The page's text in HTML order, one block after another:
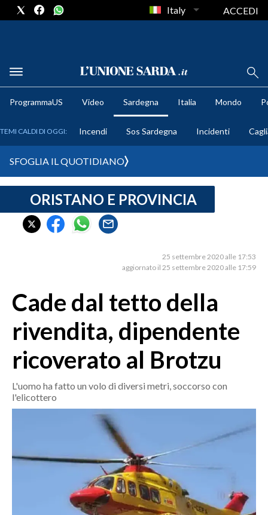
METEO
CRONACA SARDEGNA
CAGLIARI
SASSARI E PROVINCIA
GALLURA
OGLIASTRA
CRONACA
Italy ACCEDI
ProgrammaUS Video Sardegna Italia Mondo
TEMI CALDI DI OGGI: Incendi Sos Sardegna Incidenti
SFOGLIA IL QUOTIDIANO
ORISTANO E PROVINCIA
25 settembre 2020 alle 17:53
aggiornato il 25 settembre 2020 alle 17:59
Cade dal tetto della
rivendita, dipendente
ricoverato al Brotzu
L'uomo ha fatto un volo di diversi metri, soccorso con
l'elicottero